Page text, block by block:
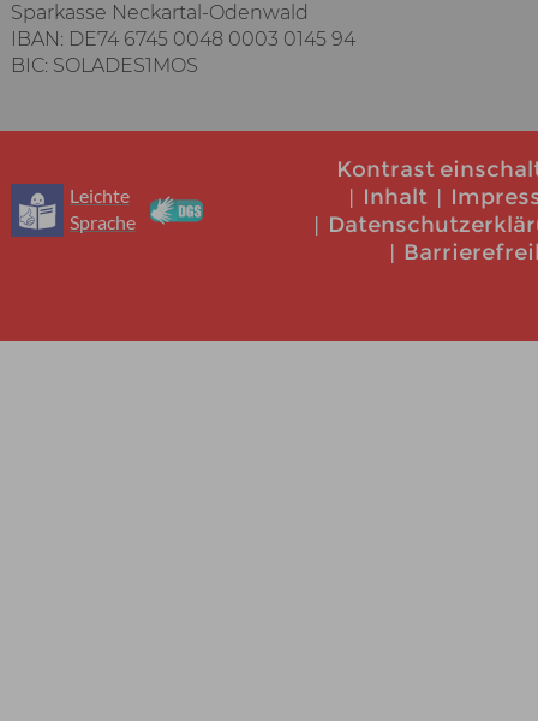
Sparkasse Neckartal-Odenwald
IBAN: DE74 6745 0048 0003 0145 94
BIC: SOLADES1MOS
Leichte
Sprache
Kontrast
Inhalt